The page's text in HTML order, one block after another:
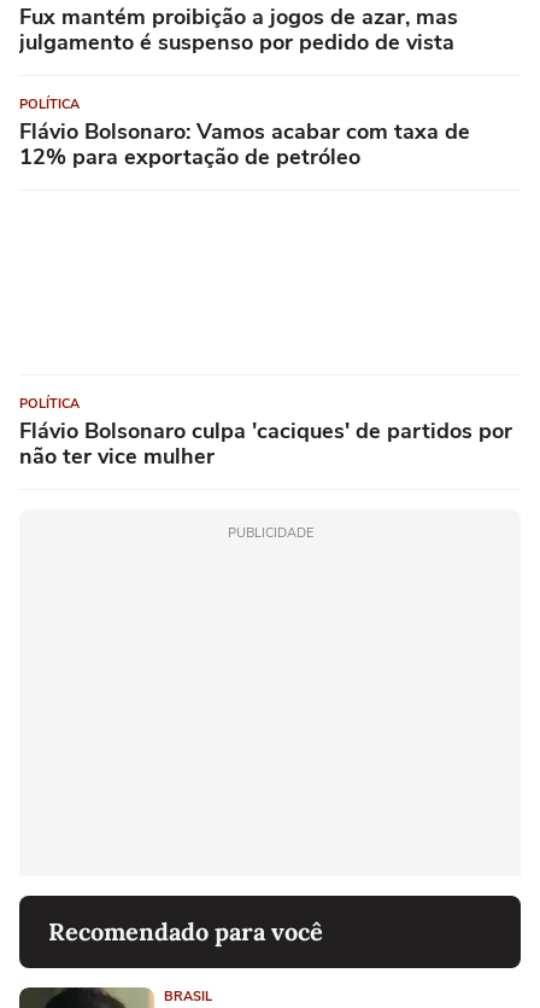
Fux mantém proibição a jogos de azar, mas
julgamento é suspenso por pedido de vista
POLÍTICA
Flávio Bolsonaro: Vamos acabar com taxa de
12% para exportação de petróleo
POLÍTICA
Flávio Bolsonaro culpa 'caciques' de partidos por
não ter vice mulher
PUBLICIDADE
Recomendado para você
BRASIL